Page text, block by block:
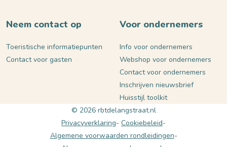
Neem contact op
Toeristische informatiepunten
Contact voor gasten
Voor ondernemers
Info voor ondernemers
Webshop voor ondernemers
Contact voor ondernemers
Inschrijven nieuwsbrief
Huisstijl toolkit
© 2026 rbtdelangstraat.nl
Privacyverklaring Cookiebeleid
Algemene voorwaarden rondleidingen